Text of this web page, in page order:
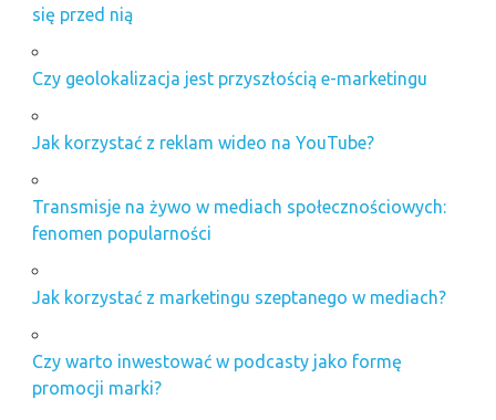
się przed nią
Czy geolokalizacja jest przyszłością e-marketingu
Jak korzystać z reklam wideo na YouTube?
Transmisje na żywo w mediach społecznościowych:
fenomen popularności
Jak korzystać z marketingu szeptanego w mediach?
Czy warto inwestować w podcasty jako formę
promocji marki?